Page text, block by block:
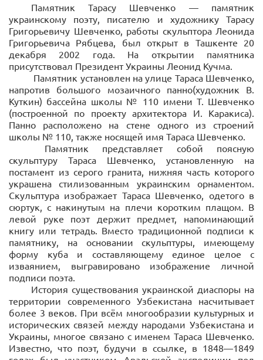
Памятник Тарасу Шевченко — памятник
украинскому поэту, писателю и художнику Тарасу
Григорьевичу Шевченко, работы скульптора Леонида
Григорьевича Рябцева, был открыт в Ташкенте 20
декабря 2002 года. На открытии памятника
присутствовал Президент Украины Леонид Кучма.
Памятник установлен на улице Тараса Шевченко,
напротив большого мозаичного панно(художник В.
Куткин) бассейна школы № 110 имени Т. Шевченко
(построенной по проекту архитектора И. Каракиса).
Панно расположено на стене одного из строений
школы № 110, также носящей имя Тараса Шевченко.
Памятник представляет собой поясную
скульптуру Тараса Шевченко, установленную на
постамент из серого гранита, нижняя часть которого
украшена стилизованным украинским орнаментом.
Скульптура изображает Тараса Шевченко, одетого в
сюртук, с накинутым на плечи коротким плащом. В
левой руке поэт держит предмет, напоминающий
книгу или тетрадь. Вместо традиционной подписи к
памятнику, на основании скульптуры, имеющему
форму куба и составляющему единое целое с
изваянием, выгравировано изображение личной
подписи поэта.
История существования украинской диаспоры на
территории современного Узбекистана насчитывает
более 3 веков. При всём многообразии культурных и
исторических связей между народами Узбекистана и
Украины, многое связано с именем Тараса Шевченко.
Известно, что поэт, будучи в ссылке, в 1848—1849